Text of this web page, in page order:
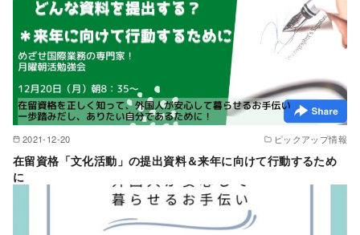
2021-12-20 ピックアップ情報
在留資格「文化活動」の提出資料＆来年に向けて行動するため
に